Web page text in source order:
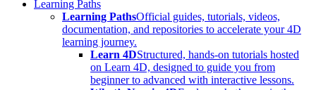
Learning Paths
Learning PathsOfficial guides, tutorials, videos,
documentation, and repositories to accelerate your 4D
learning journey.
Learn 4DStructured, hands-on tutorials hosted
on Learn 4D, designed to guide you from
beginner to advanced with interactive lessons.